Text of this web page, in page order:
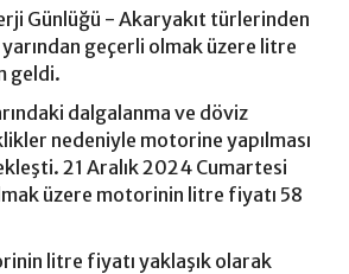
Günlüğü - Akaryakıt türlerinden
geçerli olmak üzere litre
geldi.
dalgalanma ve döviz
nedeniyle motorine yapılması
21 Aralık 2024 Cumartesi
üzere motorinin litre fiyatı 58
litre fiyatı yaklaşık olarak